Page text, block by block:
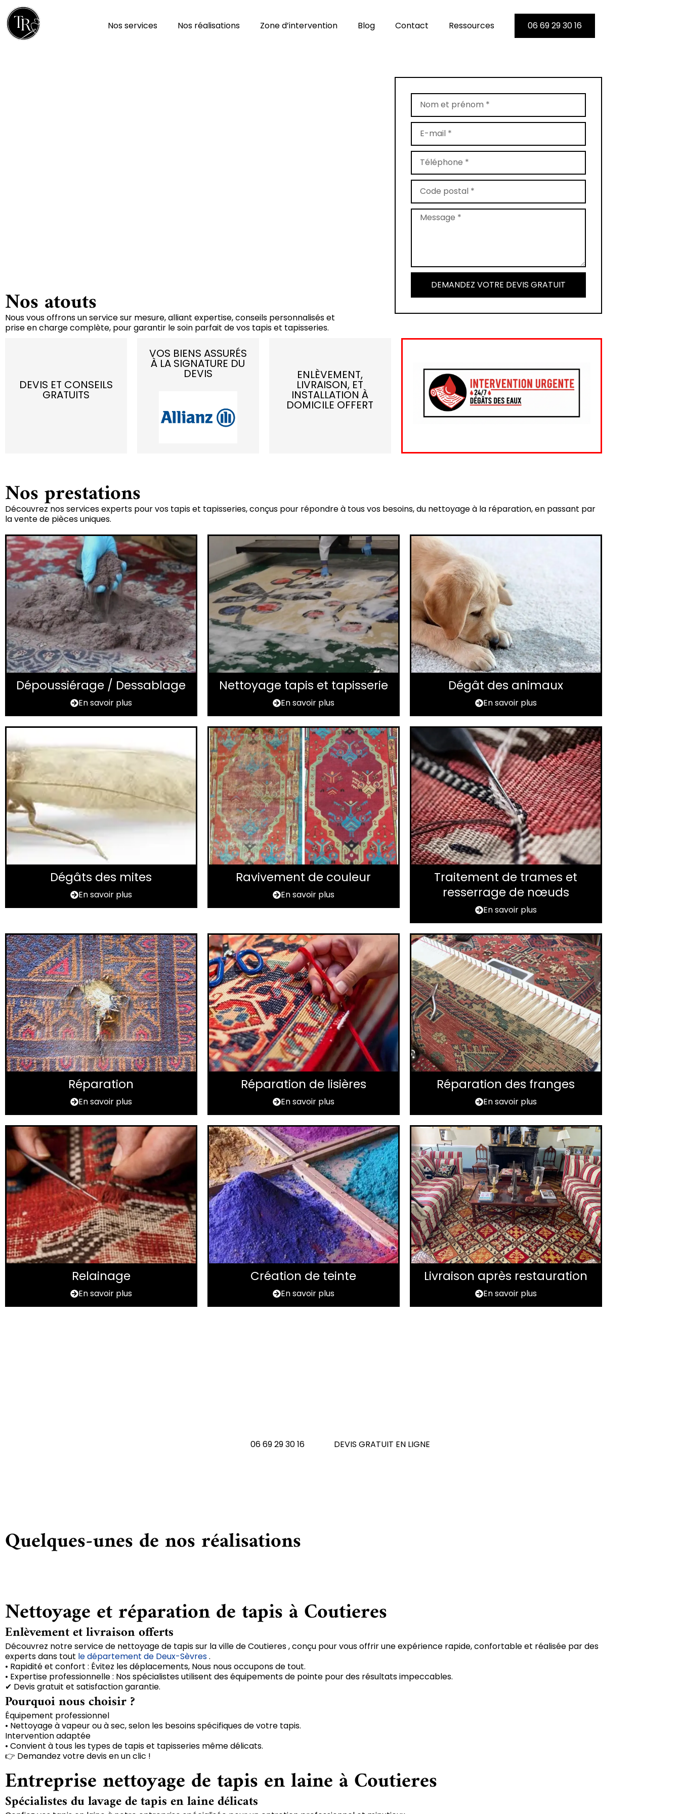
Nos services Nos réalisations Zone d’intervention Blog Contact Ressources 06 69 29 30 16
DEMANDEZ VOTRE DEVIS GRATUIT
Nos atouts
Nous vous offrons un service sur mesure, alliant expertise, conseils personnalisés et
prise en charge complète, pour garantir le soin parfait de vos tapis et tapisseries.
DEVIS ET CONSEILS
GRATUITS
VOS BIENS ASSURÉS
À LA SIGNATURE DU
DEVIS ENLÈVEMENT,
LIVRAISON, ET
INSTALLATION À
DOMICILE OFFERT
Nos prestations
Découvrez nos services experts pour vos tapis et tapisseries, conçus pour répondre à tous vos besoins, du nettoyage à la réparation, en passant par
la vente de pièces uniques.
Dépoussiérage / Dessablage
En savoir plus
Nettoyage tapis et tapisserie
En savoir plus
Dégât des animaux
En savoir plus
Dégâts des mites
En savoir plus
Ravivement de couleur
En savoir plus
Traitement de trames et
resserrage de nœuds
En savoir plus
Réparation
En savoir plus
Réparation de lisières
En savoir plus
Réparation des franges
En savoir plus
Relainage
En savoir plus
Création de teinte
En savoir plus
Livraison après restauration
En savoir plus
06 69 29 30 16 DEVIS GRATUIT EN LIGNE
Quelques-unes de nos réalisations
Nettoyage et réparation de tapis à Coutieres
Enlèvement et livraison offerts
Découvrez notre service de nettoyage de tapis sur la ville de Coutieres , conçu pour vous offrir une expérience rapide, confortable et réalisée par des
experts dans tout le département de Deux-Sèvres.
• Rapidité et confort : Évitez les déplacements, Nous nous occupons de tout.
• Expertise professionnelle : Nos spécialistes utilisent des équipements de pointe pour des résultats impeccables.
✔ Devis gratuit et satisfaction garantie.
Pourquoi nous choisir ?
Équipement professionnel
• Nettoyage à vapeur ou à sec, selon les besoins spécifiques de votre tapis.
Intervention adaptée
• Convient à tous les types de tapis et tapisseries même délicats.
👉 Demandez votre devis en un clic !
Entreprise nettoyage de tapis en laine à Coutieres
Spécialistes du lavage de tapis en laine délicats